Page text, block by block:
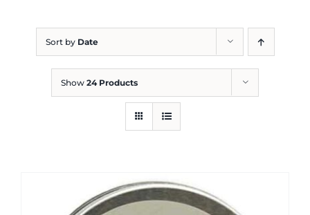
Sort by Date
Show 24 Products